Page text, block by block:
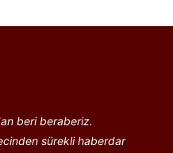
beri beraberiz.
sürekli haberdar